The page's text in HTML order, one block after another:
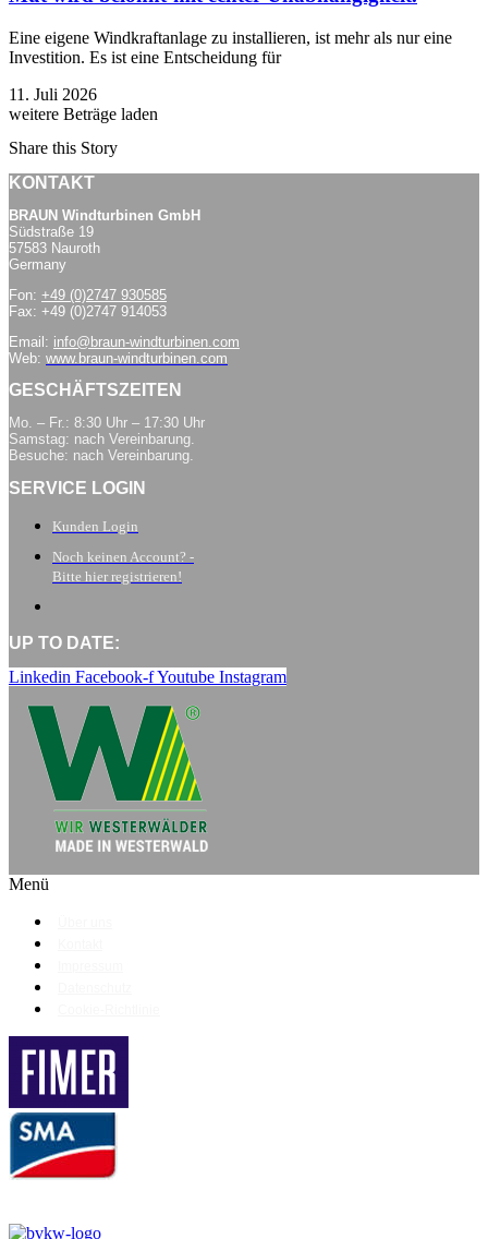
Eine eigene Windkraftanlage zu installieren, ist mehr als nur eine
Investition. Es ist eine Entscheidung für
11. Juli 2026
weitere Beträge laden
Share this Story
KONTAKT
BRAUN Windturbinen GmbH
Südstraße 19
57583 Nauroth
Germany
Fon: +49 (0)2747 930585
Fax: +49 (0)2747 914053
Email: info@braun-windturbinen.com
Web: www.braun-windturbinen.com
GESCHÄFTSZEITEN
Mo. – Fr.: 8:30 Uhr – 17:30 Uhr
Samstag: nach Vereinbarung.
Besuche: nach Vereinbarung.
SERVICE LOGIN
Kunden Login
Noch keinen Account? -
Bitte hier registrieren!
UP TO DATE:
Linkedin Facebook-fYoutube Instagram
Menü